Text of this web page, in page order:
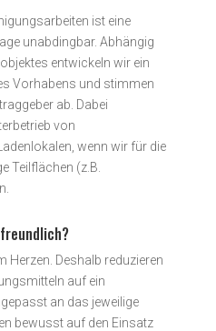
ist eine
unabdingbar. Abhängig
entwickeln wir ein
Vorhabens und stimmen
ab. Dabei
von
wenn wir für die
Teilflächen (z.B.
Herzen. Deshalb reduzieren
auf ein
an das jeweilige
bewusst auf den Einsatz